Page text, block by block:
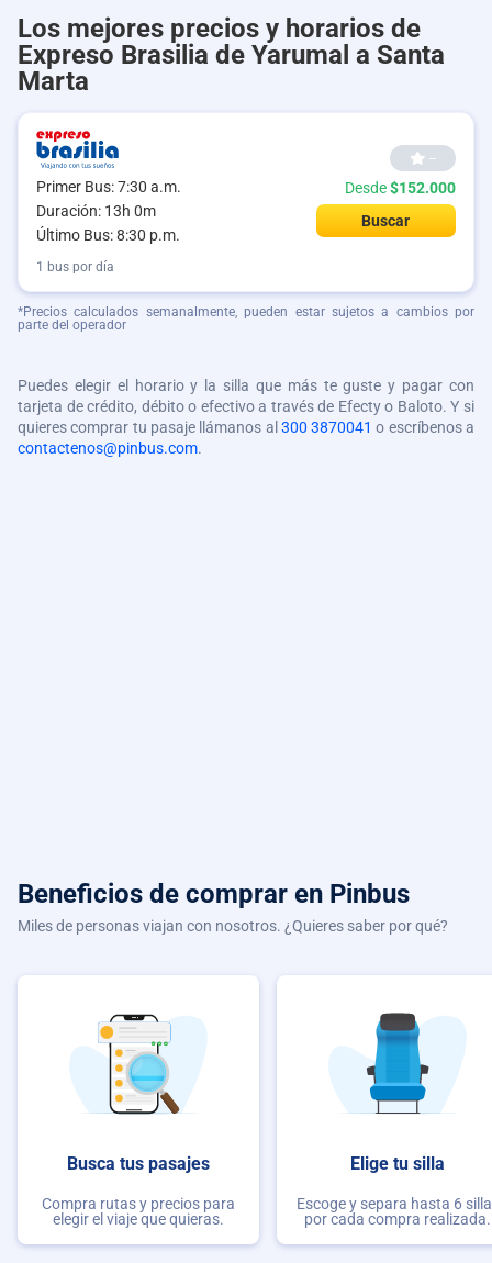
Los mejores precios y horarios de
Expreso Brasilia de Yarumal a Santa
Marta
Primer Bus: 7:30 a.m.
Duración: 13h 0m
Último Bus: 8:30 p.m.
--
Desde$152.000
Buscar
1 bus por día
*Precios calculados semanalmente, pueden estar sujetos a cambios por
parte del operador
Puedes elegir el horario y la silla que más te guste y pagar con
tarjeta de crédito, débito o efectivo a través de Efecty o Baloto. Y si
quieres comprar tu pasaje llámanos al 300 3870041 o escríbenos a
contactenos@pinbus.com.
Beneficios de comprar en Pinbus
Miles de personas viajan con nosotros. ¿Quieres saber por qué?
Busca tus pasajes
Compra rutas y precios para
elegir el viaje que quieras.
Elige tu silla
Escoge y separa hasta 6
por cada compra realizada.